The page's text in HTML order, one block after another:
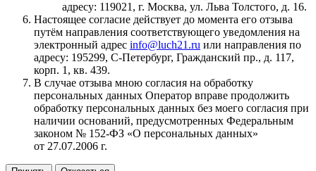
адресу: 119021, г. Москва, ул. Льва Толстого, д. 16.
Настоящее согласие действует до момента его отзыва
путём направления соответствующего уведомления на
электронный адрес info@luch21.ru или направления по
адресу: 195299, С‑Петербург, Гражданский пр., д. 117,
корп. 1, кв. 439.
В случае отзыва мною согласия на обработку
персональных данных Оператор вправе продолжить
обработку персональных данных без моего согласия при
наличии оснований, предусмотренных Федеральным
законом № 152‑ФЗ «О персональных данных»
от 27.07.2006 г.